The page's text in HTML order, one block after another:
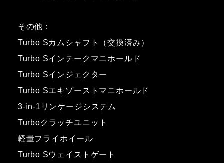
その他：
Turbo Sカムシャフト（交換済み）
Turbo Sインテークマニホールド
Turbo Sインジェクター
Turbo Sエキゾーストマニホールド
3-in-1リンケージシステム
Turboクラッチユニット
軽量フライホイール
Turbo Sウェイストゲート